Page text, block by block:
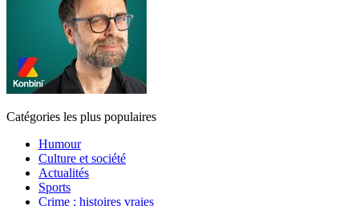
Catégories les plus populaires
Humour
Culture et société
Actualités
Sports
Crime : histoires vraies